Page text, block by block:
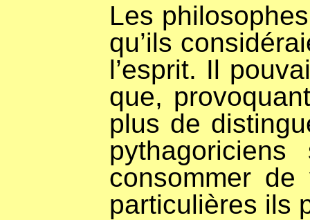
Les
qu’ils
l’esprit. Il
que,
plus de
consommer
particulières ils